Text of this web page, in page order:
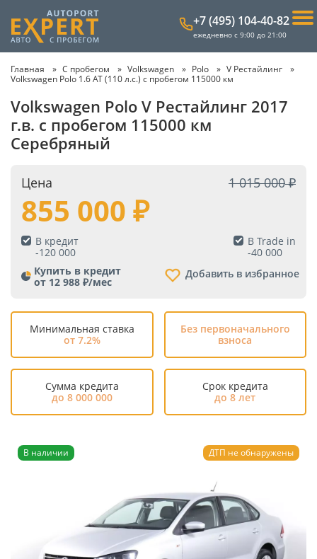
+7 (495) 104-40-82
ежедневно с 9:00 до 21:00
Главная С пробегом Volkswagen Polo
V Рестайлинг
Volkswagen Polo 1.6 AT (110 л.с.) с пробегом 115000 км
Volkswagen Polo V Рестайлинг 2017
г.в. с пробегом 115000 км
Серебряный
Цена 1 015 000
855 000
В кредит
-120 000
В Trade in
-40 000
Купить в кредит
от 12 988 ₽/мес
Добавить в избранное
Минимальная ставка
от 7.2%
Без первоначального
взноса
Сумма кредита
до 8 000 000
Срок кредита
до 8 лет
В наличии ДТП не обнаружены